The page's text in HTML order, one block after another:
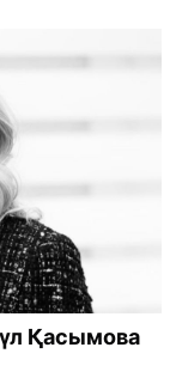
Қасымова